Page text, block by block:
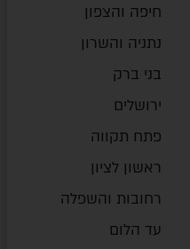
חיפה והצפון
נתניה והשרון
בני ברק
ירושלים
פתח תקווה
ראשון לציון
רחובות והשפלה
עד הלום